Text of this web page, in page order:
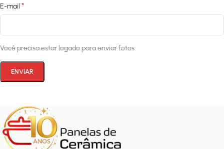
E-mail *
Você precisa estar logado para enviar fotos.